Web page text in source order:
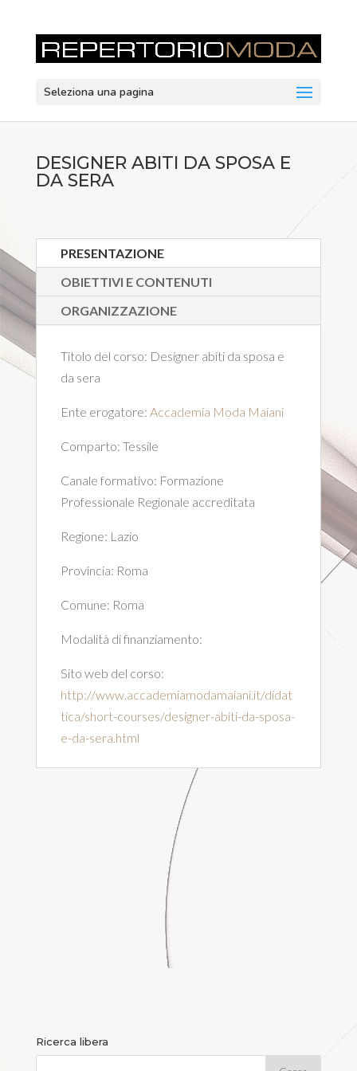
Seleziona una pagina
DESIGNER ABITI DA SPOSA E
DA SERA
PRESENTAZIONE
OBIETTIVI E CONTENUTI
ORGANIZZAZIONE
Titolo del corso: Designer abiti da sposa e
da sera
Ente erogatore: Accademia Moda Maiani
Comparto: Tessile
Canale formativo: Formazione
Professionale Regionale accreditata
Regione: Lazio
Provincia: Roma
Comune: Roma
Modalità di finanziamento:
Sito web del corso:
http://www.accademiamodamaiani.it/didat
tica/short-courses/designer-abiti-da-sposa-
e-da-sera.html
Ricerca libera